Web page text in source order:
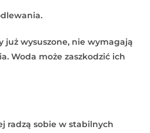
już wysuszone, nie wymagają
Woda może zaszkodzić ich
radzą sobie w stabilnych